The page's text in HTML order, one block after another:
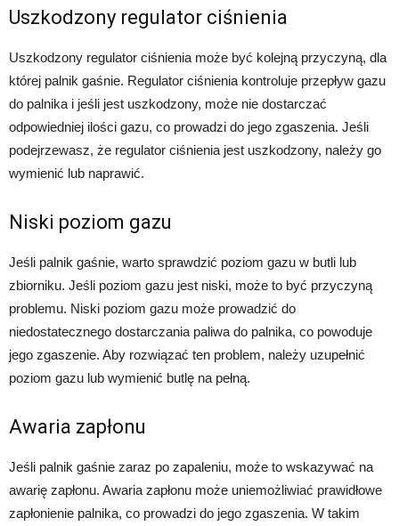
Uszkodzony regulator ciśnienia
Uszkodzony regulator ciśnienia może być kolejną przyczyną, dla
której palnik gaśnie. Regulator ciśnienia kontroluje przepływ gazu
do palnika i jeśli jest uszkodzony, może nie dostarczać
odpowiedniej ilości gazu, co prowadzi do jego zgaszenia. Jeśli
podejrzewasz, że regulator ciśnienia jest uszkodzony, należy go
wymienić lub naprawić.
Niski poziom gazu
Jeśli palnik gaśnie, warto sprawdzić poziom gazu w butli lub
zbiorniku. Jeśli poziom gazu jest niski, może to być przyczyną
problemu. Niski poziom gazu może prowadzić do
niedostatecznego dostarczania paliwa do palnika, co powoduje
jego zgaszenie. Aby rozwiązać ten problem, należy uzupełnić
poziom gazu lub wymienić butlę na pełną.
Awaria zapłonu
Jeśli palnik gaśnie zaraz po zapaleniu, może to wskazywać na
awarię zapłonu. Awaria zapłonu może uniemożliwiać prawidłowe
zapłonienie palnika, co prowadzi do jego zgaszenia. W takim